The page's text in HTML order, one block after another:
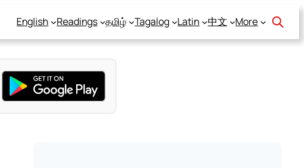
English Readings தமிழ் Tagalog Latin 中文 More